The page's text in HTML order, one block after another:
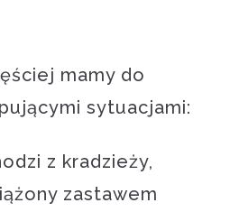
mamy do
sytuacjami:
z kradzieży,
zastawem